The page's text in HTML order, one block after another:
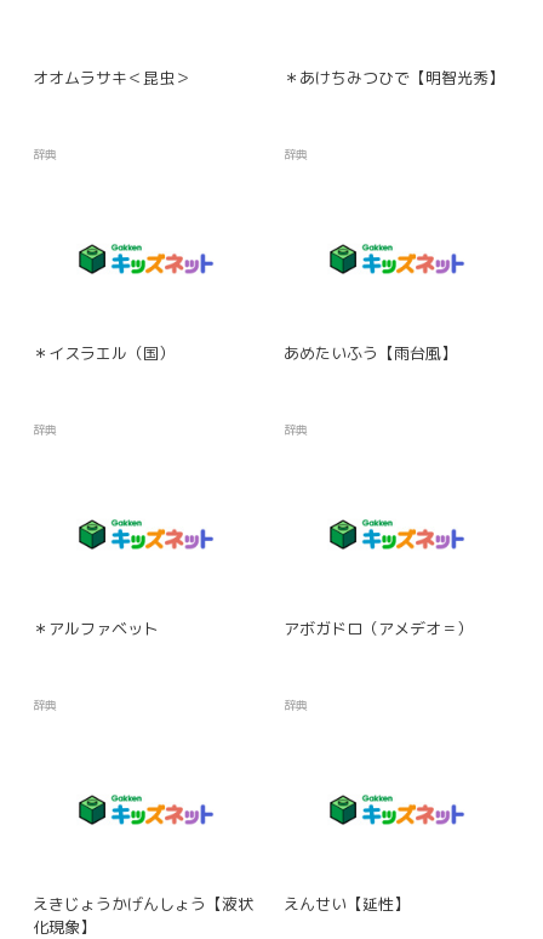
オオムラサキ＜昆虫＞
辞典
＊あけちみつひで【明智光秀】
辞典
＊イスラエル（国）
辞典
あめたいふう【雨台風】
辞典
＊アルファベット
辞典
アボガドロ（アメデオ＝）
辞典
えきじょうかげんしょう【液状
化現象】
えんせい【延性】